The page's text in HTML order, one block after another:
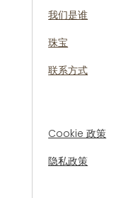
我们是谁
珠宝
联系方式
Cookie 政策
隐私政策